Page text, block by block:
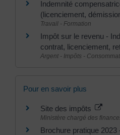
Indemnité
(licenciement,
Travail - Formation
Impôt sur le revenu -
contrat, licenciement,
Argent - Impôts -
Pour en savoir plus
Site des impôts
Ministère chargé des
Brochure pratique 2023